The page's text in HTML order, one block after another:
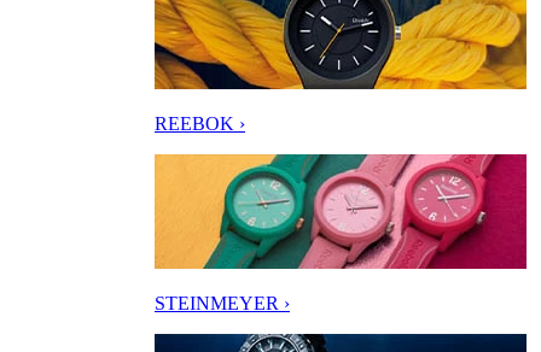
REEBOK ›
STEINMEYER ›